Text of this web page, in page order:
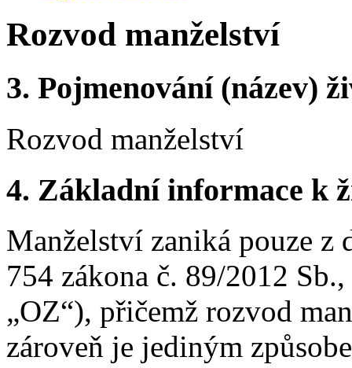
Rozvod manželství
3. Pojmenování (název)
Rozvod manželství
4. Základní informace k
Manželství zaniká pouze z
754 zákona č. 89/2012
„OZ“), přičemž rozvod
zároveň je jediným